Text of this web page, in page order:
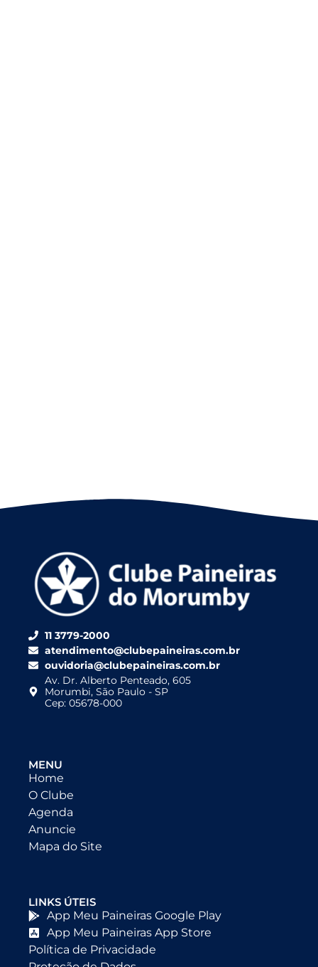
11 3779-2000
atendimento@clubepaineiras.com.br
ouvidoria@clubepaineiras.com.br
Av. Dr. Alberto Penteado, 605
Morumbi, São Paulo - SP
Cep: 05678-000
MENU
Home
O Clube
Agenda
Anuncie
Mapa do Site
LINKS ÚTEIS
App Meu Paineiras Google Play
App Meu Paineiras App Store
Política de Privacidade